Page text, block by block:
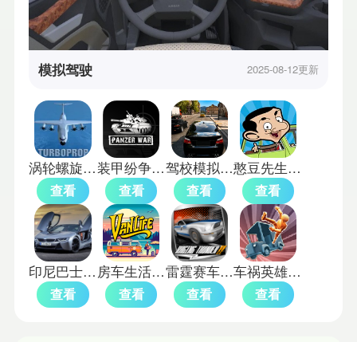
模拟驾驶 2025-08-12更新
涡轮螺旋桨飞行模拟器国际版
查看
装甲纷争决定版
查看
驾校模拟器中文版
查看
憨豆先生送快递中文版
查看
印尼巴士模拟器国产车辆模组
查看
房车生活模拟器国际版
查看
雷霆赛车2中文版
查看
车祸英雄中文版
查看